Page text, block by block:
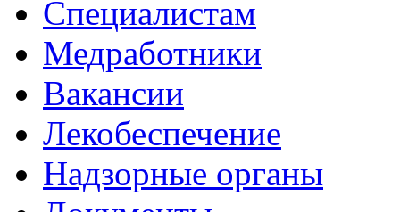
Специалистам
Медработники
Вакансии
Лекобеспечение
Надзорные органы